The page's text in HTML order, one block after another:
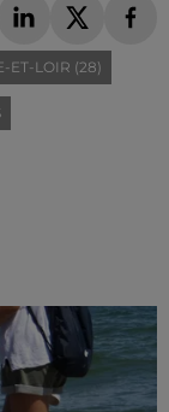
ET-LOIR (28)